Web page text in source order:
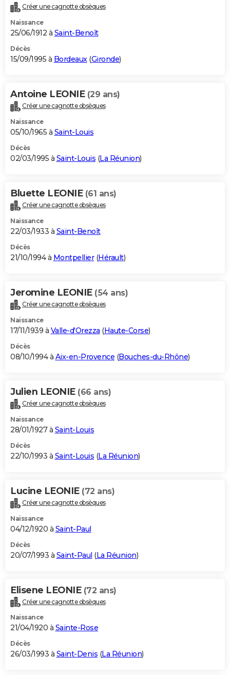
Créer une cagnotte obsèques
Naissance
25/06/1912 à Saint-Benoît
Décès
15/09/1995 à Bordeaux(Gironde)
Antoine LEONIE (29 ans)
Créer une cagnotte obsèques
Naissance
05/10/1965 à Saint-Louis
Décès
02/03/1995 à Saint-Louis (La Réunion)
Bluette LEONIE (61 ans)
Créer une cagnotte obsèques
Naissance
22/03/1933 à Saint-Benoît
Décès
21/10/1994 à Montpellier(Hérault)
Jeromine LEONIE (54 ans)
Créer une cagnotte obsèques
Naissance
17/11/1939 à Valle-d'Orezza (Haute-Corse)
Décès
08/10/1994 à Aix-en-Provence (Bouches-du-Rhône)
Julien LEONIE (66 ans)
Créer une cagnotte obsèques
Naissance
28/01/1927 à Saint-Louis
Décès
22/10/1993 à Saint-Louis (La Réunion)
Lucine LEONIE (72 ans)
Créer une cagnotte obsèques
Naissance
04/12/1920 à Saint-Paul
Décès
20/07/1993 à Saint-Paul (La Réunion)
Elisene LEONIE (72 ans)
Créer une cagnotte obsèques
Naissance
21/04/1920 à Sainte-Rose
Décès
26/03/1993 à Saint-Denis (La Réunion)